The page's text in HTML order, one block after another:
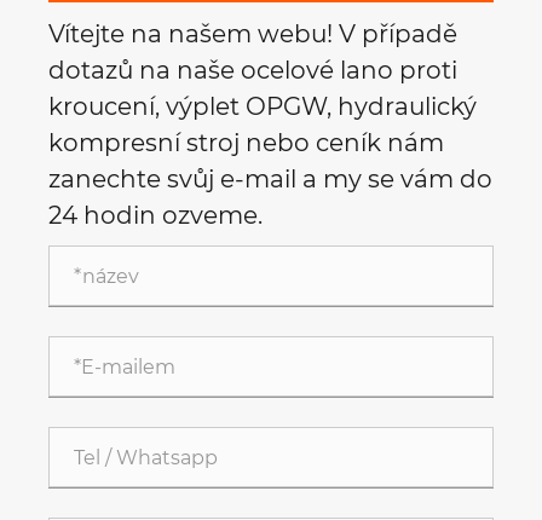
Vítejte na našem webu! V případě
dotazů na naše ocelové lano proti
kroucení, výplet OPGW, hydraulický
kompresní stroj nebo ceník nám
zanechte svůj e-mail a my se vám do
24 hodin ozveme.